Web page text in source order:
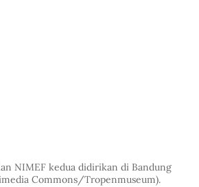
NIMEF kedua didirikan di Bandung
Commons/Tropenmuseum).